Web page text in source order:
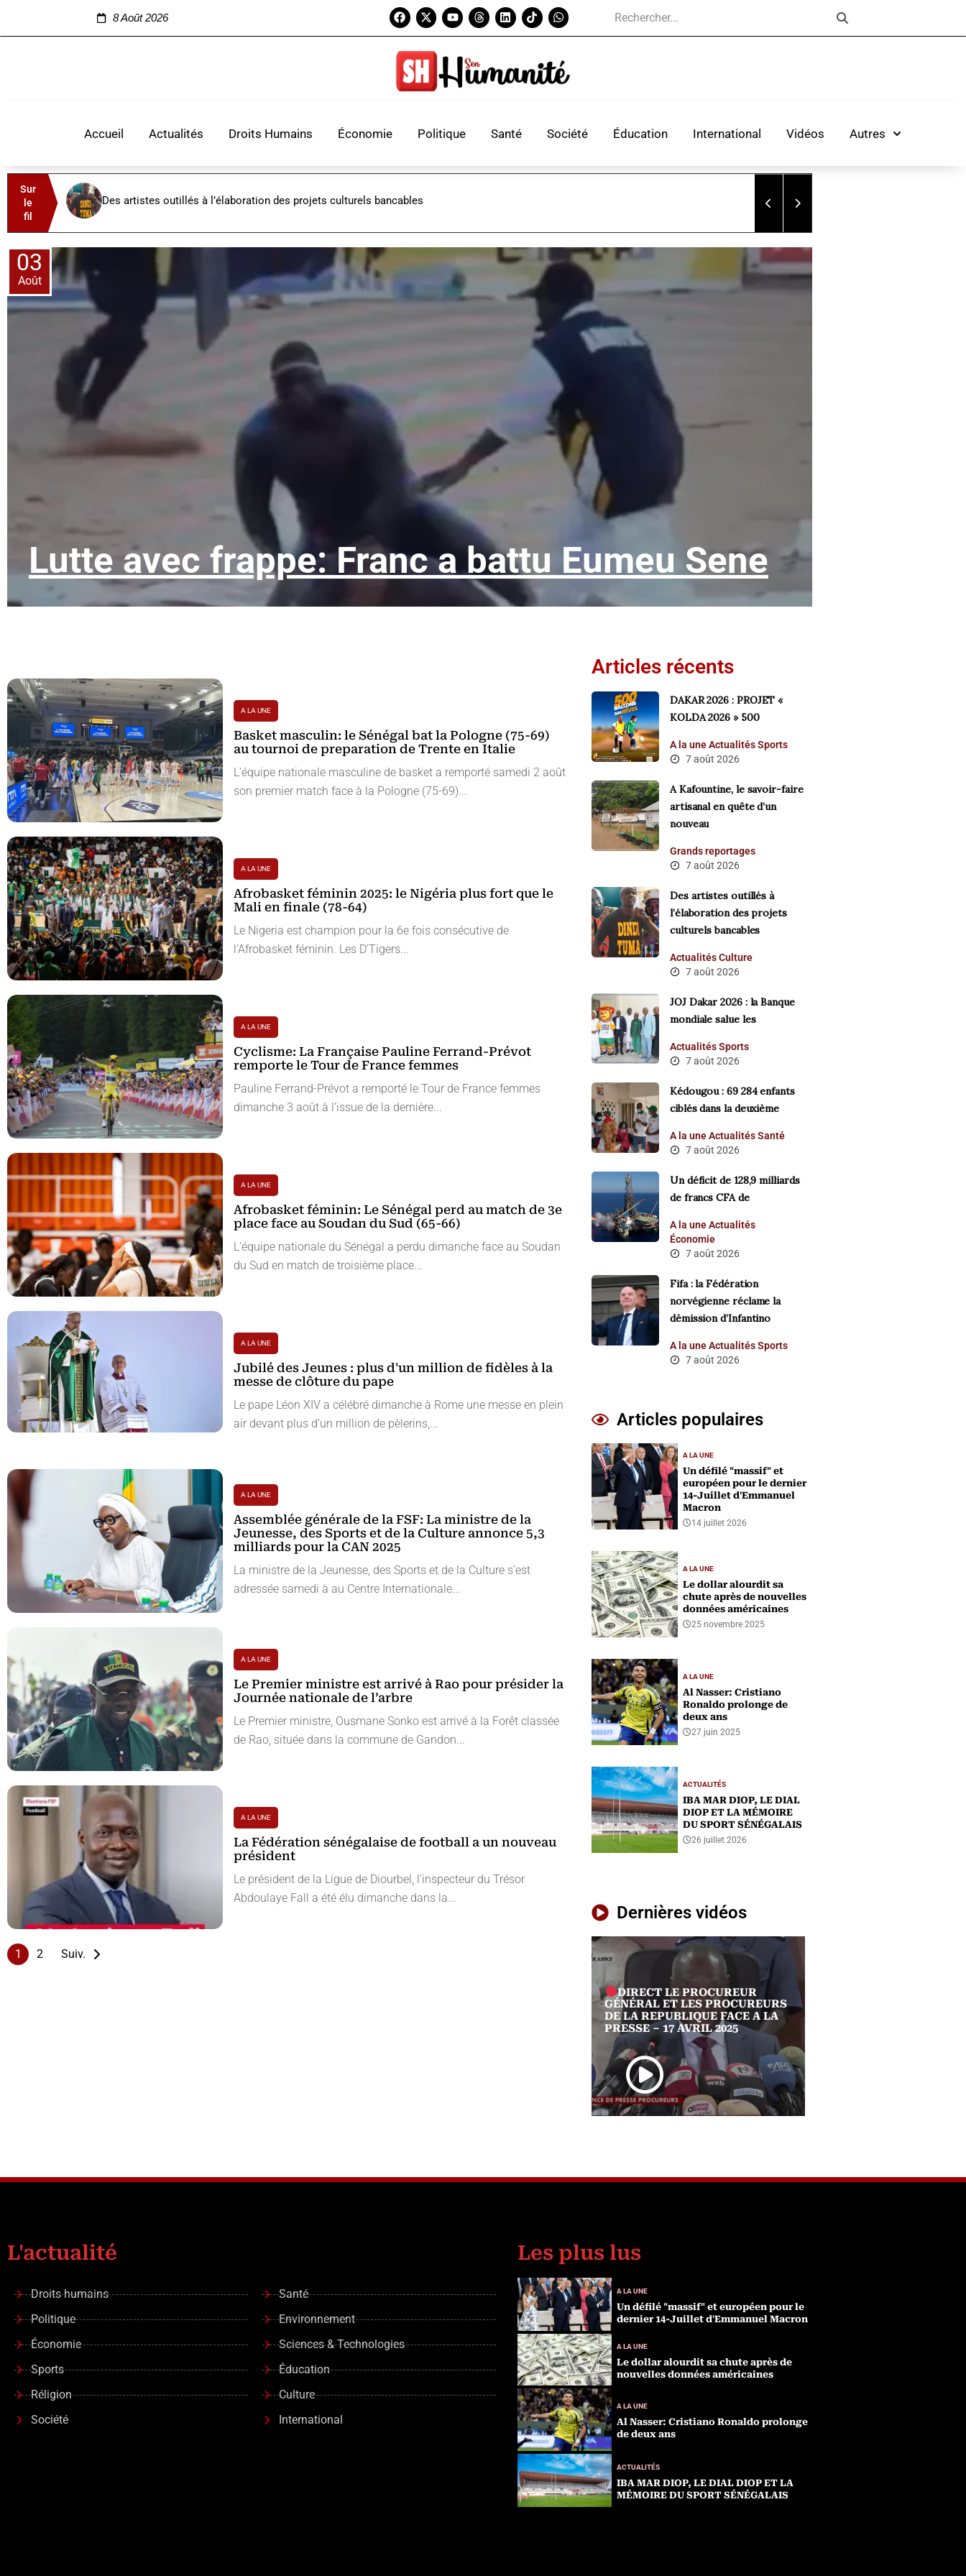
8 Août 2026
Accueil Actualités Droits Humains Économie Politique Santé Société Éducation International Vidéos Autres
Sur
le
fil
Des artistes outillés à l’élaboration des projets culturels bancables
03
Août
Lutte avec frappe: Franc a battu Eumeu Sene
A LA UNE
Basket masculin: le Sénégal bat la Pologne (75-69)
au tournoi de preparation de Trente en Italie
L’équipe nationale masculine de basket a remporté samedi 2 août
son premier match face à la Pologne (75-69)...
A LA UNE
Afrobasket féminin 2025: le Nigéria plus fort que le
Mali en finale (78-64)
Le Nigeria est champion pour la 6e fois consécutive de
l’Afrobasket féminin. Les D’Tigers...
A LA UNE
Cyclisme: La Française Pauline Ferrand-Prévot
remporte le Tour de France femmes
Pauline Ferrand-Prévot a remporté le Tour de France femmes
dimanche 3 août à l’issue de la dernière...
A LA UNE
Afrobasket féminin: Le Sénégal perd au match de 3e
place face au Soudan du Sud (65-66)
L’équipe nationale du Sénégal a perdu dimanche face au Soudan
du Sud en match de troisième place...
A LA UNE
Jubilé des Jeunes : plus d'un million de fidèles à la
messe de clôture du pape
Le pape Léon XIV a célébré dimanche à Rome une messe en plein
air devant plus d’un million de pèlerins,...
A LA UNE
Assemblée générale de la FSF: La ministre de la
Jeunesse, des Sports et de la Culture annonce 5,3
milliards pour la CAN 2025
La ministre de la Jeunesse, des Sports et de la Culture s’est
adressée samedi à au Centre Internationale...
A LA UNE
Le Premier ministre est arrivé à Rao pour présider la
Journée nationale de l’arbre
Le Premier ministre, Ousmane Sonko est arrivé à la Forêt classée
de Rao, située dans la commune de Gandon...
A LA UNE
La Fédération sénégalaise de football a un nouveau
président
Le président de la Ligue de Diourbel, l’inspecteur du Trésor
Abdoulaye Fall a été élu dimanche dans la...
1 2 Suiv.
Articles récents
DAKAR 2026 : PROJET «
KOLDA 2026 » 500
A la uneActualités Sports
7 août 2026
A Kafountine, le savoir-faire
artisanal en quête d’un
nouveau
Grands reportages
7 août 2026
Des artistes outillés à
l’élaboration des projets
culturels bancables
ActualitésCulture
7 août 2026
‎JOJ Dakar 2026 : la Banque
mondiale salue les
ActualitésSports
7 août 2026
Kédougou : 69 284 enfants
ciblés dans la deuxième
A la uneActualités Santé
7 août 2026
Un déficit de 128,9 milliards
de francs CFA de
A la uneActualités
Économie
7 août 2026
Fifa : la Fédération
norvégienne réclame la
démission d’Infantino
A la uneActualités Sports
7 août 2026
Articles populaires
A LA UNE
Un défilé "massif" et
européen pour le dernier
14-Juillet d'Emmanuel
Macron
14 juillet 2026
A LA UNE
Le dollar alourdit sa
chute après de nouvelles
données américaines
25 novembre 2025
A LA UNE
Al Nasser: Cristiano
Ronaldo prolonge de
deux ans
27 juin 2025
ACTUALITÉS
IBA MAR DIOP, LE DIAL
DIOP ET LA MÉMOIRE
DU SPORT SÉNÉGALAIS
26 juillet 2026
Dernières vidéos
DIRECT LE PROCUREUR
GÉNÉRAL ET LES PROCUREURS
DE LA REPUBLIQUE FACE A LA
PRESSE – 17 AVRIL 2025
L'actualité
Droits humains
Politique
Économie
Sports
Réligion
Société
Santé
Environnement
Sciences & Technologies
Éducation
Culture
International
Les plus lus
A LA UNE
Un défilé "massif" et européen pour le
dernier 14-Juillet d'Emmanuel Macron
A LA UNE
Le dollar alourdit sa chute après de
nouvelles données américaines
A LA UNE
Al Nasser: Cristiano Ronaldo prolonge
de deux ans
ACTUALITÉS
IBA MAR DIOP, LE DIAL DIOP ET LA
MÉMOIRE DU SPORT SÉNÉGALAIS